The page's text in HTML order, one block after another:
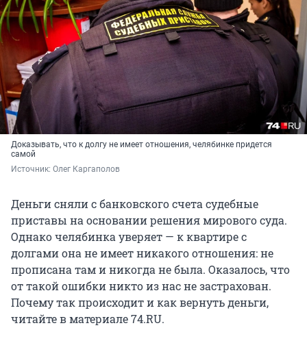
Доказывать, что к долгу не имеет отношения, челябинке придется
самой
Источник: Олег Каргаполов
Деньги сняли с банковского счета судебные
приставы на основании решения мирового суда.
Однако челябинка уверяет — к квартире с
долгами она не имеет никакого отношения: не
прописана там и никогда не была. Оказалось, что
от такой ошибки никто из нас не застрахован.
Почему так происходит и как вернуть деньги,
читайте в материале 74.RU.